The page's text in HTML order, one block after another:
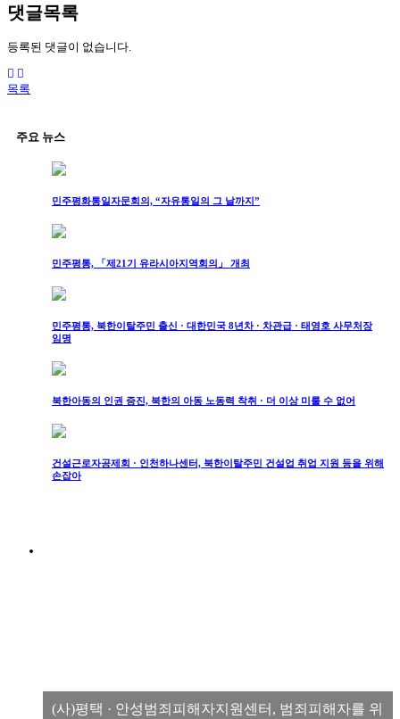
댓글목록
등록된 댓글이 없습니다.
목록
주요 뉴스
민주평화통일자문회의, “자유통일의 그 날까지”
민주평통, 「제21기 유라시아지역회의」 개최
민주평통, 북한이탈주민 출신 · 대한민국 8년차 · 차관급 · 태영호 사무처장
임명
북한아동의 인권 증진, 북한의 아동 노동력 착취 · 더 이상 미룰 수 없어
건설근로자공제회 · 인천하나센터, 북한이탈주민 건설업 취업 지원 등을 위해
손잡아
(사)평택 · 안성범죄피해자지원센터, 범죄피해자를 위